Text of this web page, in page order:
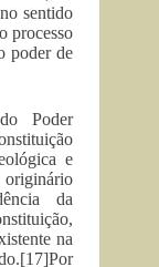
sentido
processo
poder de
Poder
e
originário
da
na